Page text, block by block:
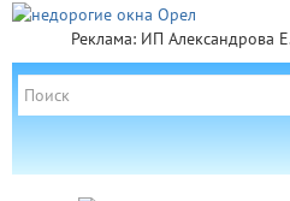
Реклама: ИП Александрова